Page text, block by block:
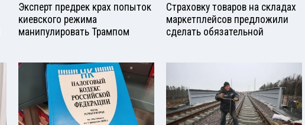
Эксперт предрек крах попыток
киевского режима
манипулировать Трампом
Страховку товаров на складах
маркетплейсов предложили
сделать обязательной